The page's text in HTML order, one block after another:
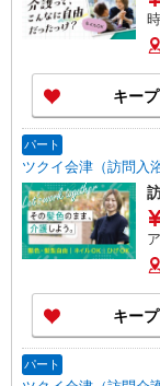
キープ
パート
ツクイ会津（訪問入浴
キープ
パート